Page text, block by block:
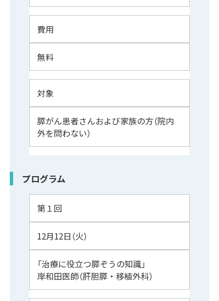
費用
無料
対象
膵がん患者さんおよび家族の方（院内
外を問わない）
プログラム
第１回
12月12日（火）
「治療に役立つ膵ぞうの知識」
岸和田医師（肝胆膵・移植外科）